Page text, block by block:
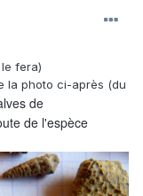
fera)
la photo ci-après (du
de
de l'espèce